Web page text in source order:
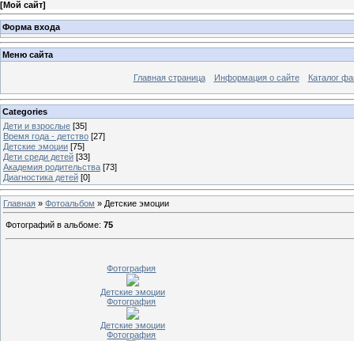
[Мой сайт]
Форма входа
Меню сайта
Главная страница Информация о сайте Каталог
Categories
Дети и взрослые [35]
Время года - детство [27]
Детские эмоции [75]
Дети среди детей [33]
Академия родительства [73]
Диагностика детей [0]
Главная » Фотоальбом » Детские эмоции
Фотографий в альбоме: 75
Фотография
Детские эмоции
Фотография
Детские эмоции
Фотография